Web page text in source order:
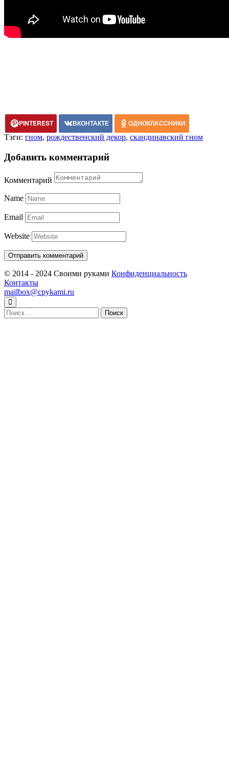
PINTEREST ВКОНТАКТЕ ОДНОКЛАССНИКИ
Тэги: гном, рождественский декор, скандинавский гном
Добавить комментарий
Комментарий
Name
Email
Website
© 2014 - 2024 Своими руками Конфиденциальность
Контакты
mailbox@cpykami.ru
Найти: